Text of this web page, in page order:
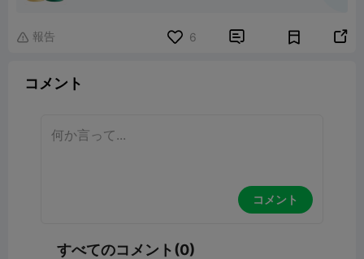
 報告 6  
コメント
コメント
すべてのコメント(0)